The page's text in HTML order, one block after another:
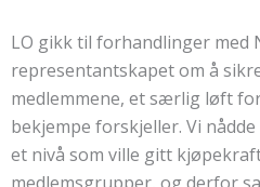
LO gikk til forhandlinger med
representantskapet om å
medlemmene, et særlig løft
bekjempe forskjeller. Vi
et nivå som ville gitt